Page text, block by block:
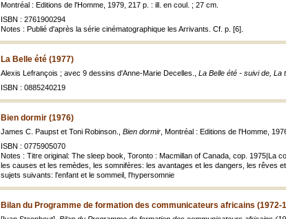
Montréal : Editions de l'Homme, 1979, 217 p. : ill. en coul. ; 27 cm.
ISBN : 2761900294
Notes : Publié d'après la série cinématographique les Arrivants. Cf. p. [6].
La Belle été (1977)
Alexis Lefrançois ; avec 9 dessins d'Anne-Marie Decelles., La Belle été - suivi de, La
ISBN : 0885240219
Bien dormir (1976)
James C. Paupst et Toni Robinson., Bien dormir , Montréal : Editions de l'Homme,
ISBN : 0775905070
Notes : Titre original: The sleep book, Toronto : Macmillan of Canada, cop. 1975|La
les causes et les remèdes, les somnifères: les avantages et les dangers, les rêves
sujets suivants: l'enfant et le sommeil, l'hypersomnie
Bilan du Programme de formation des communicateurs africains (1972-